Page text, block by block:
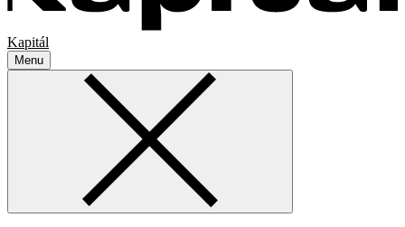
Kapitál
Menu